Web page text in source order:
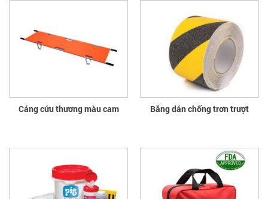
Cáng cứu thương màu cam Băng dán chống trơn trượt